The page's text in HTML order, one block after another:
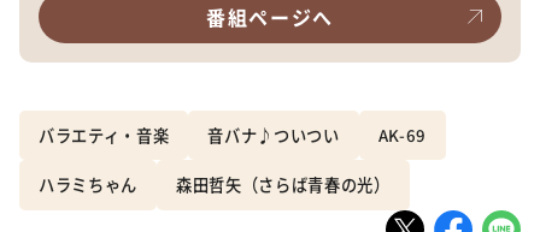
番組ページへ
バラエティ・音楽 音バナ♪ついつい AK-69
ハラミちゃん 森田哲矢（さらば青春の光）